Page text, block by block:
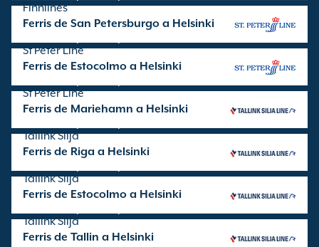
Finnlines
Ferris de San Petersburgo a Helsinki
St Peter Line
Ferris de Estocolmo a Helsinki
St Peter Line
Ferris de Mariehamn a Helsinki
Tallink Silja
Ferris de Riga a Helsinki
Tallink Silja
Ferris de Estocolmo a Helsinki
Tallink Silja
Ferris de Tallin a Helsinki